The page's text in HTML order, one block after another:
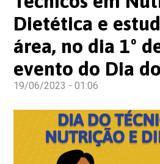
Dietética e
área, no dia 1º
evento do Dia
19/06/2023 - 01:06